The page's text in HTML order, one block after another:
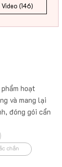
(146)
hoạt
và mang lại
đóng gói cẩn
chắn